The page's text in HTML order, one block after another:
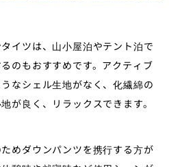
イツは、山小屋泊やテント泊で
のもおすすめです。アクティブ
なシェル生地がなく、化繊綿の
が良く、リラックスできます。
めダウンパンツを携行する方が